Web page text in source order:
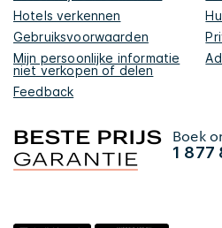
Hotels verkennen
Gebruiksvoorwaarden
Mijn persoonlijke informatie
niet verkopen of delen
Feedback
Boek
1 877